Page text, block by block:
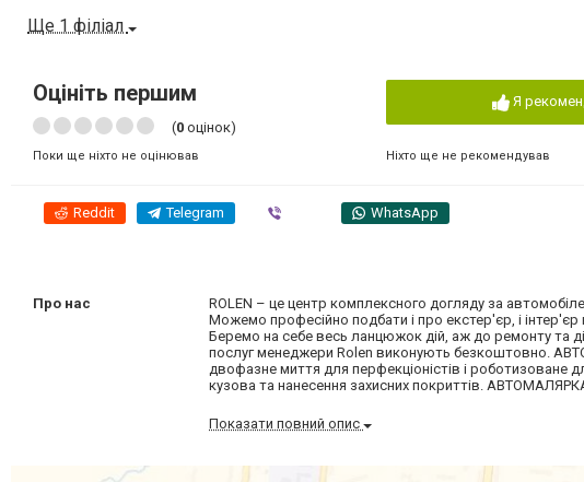
Ще 1 філіал
Оцініть першим
(0 оцінок)
Поки ще ніхто не оцінював
Я
Ніхто ще не рекомендував
Reddit Telegram WhatsApp
Про нас
ROLEN – це центр комплексного догляду за
Можемо професійно подбати і про екстер'єр, і
Беремо на себе весь ланцюжок дій, аж до ремонту та
послуг менеджери Rolen виконують безкоштовно.
двофазне миття для перфекціоністів і роботизоване
кузова та нанесення захисних покриттів.
Показати повний опис